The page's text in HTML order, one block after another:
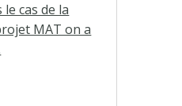
le cas de la
MAT on a